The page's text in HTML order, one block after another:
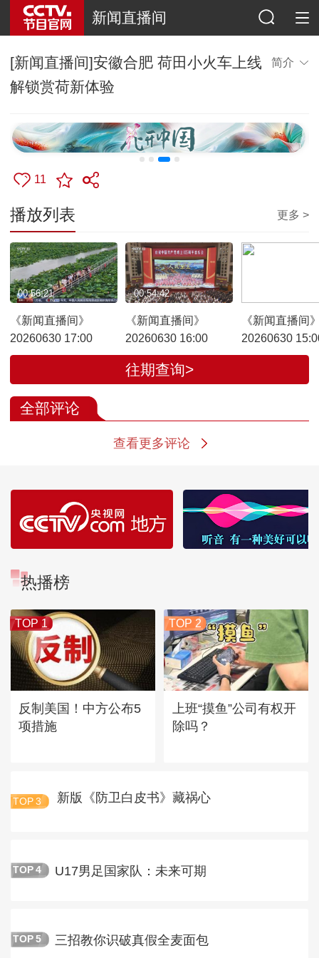
新闻直播间
[新闻直播间]安徽合肥 荷田小火车上线
解锁赏荷新体验
简介
11
播放列表 更多 >
《新闻直播间》
20260630 17:00
00:56:21
《新闻直播间》
20260630 16:00
00:54:42
《新闻直播间
20260630
往期查询>
全部评论
查看更多评论
热播榜
TOP 1
反制美国！中方公布5
项措施
TOP 2
上班“摸鱼”公司有权开
除吗？
TOP 3 新版《防卫白皮书》藏祸心
TOP 4 U17男足国家队：未来可期
TOP 5 三招教你识破真假全麦面包